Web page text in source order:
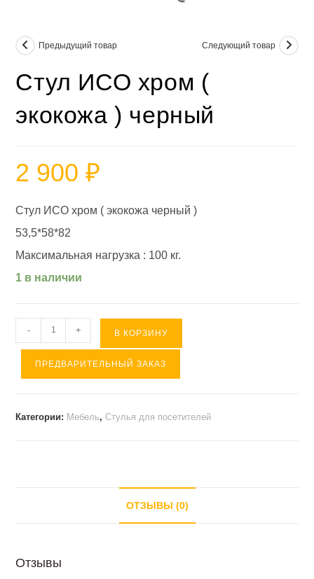
Предыдущий товар Следующий товар
Стул ИСО хром (
экокожа ) черный
2 900₽
Стул ИСО хром ( экокожа черный )
53,5*58*82
Максимальная нагрузка : 100 кг.
1 в наличии
Количество
товара
Стул
- + В КОРЗИНУ
ПРЕДВАРИТЕЛЬНЫЙ ЗАКАЗ
Категории: Мебель,Стулья для посетителей
ОТЗЫВЫ (0)
Отзывы